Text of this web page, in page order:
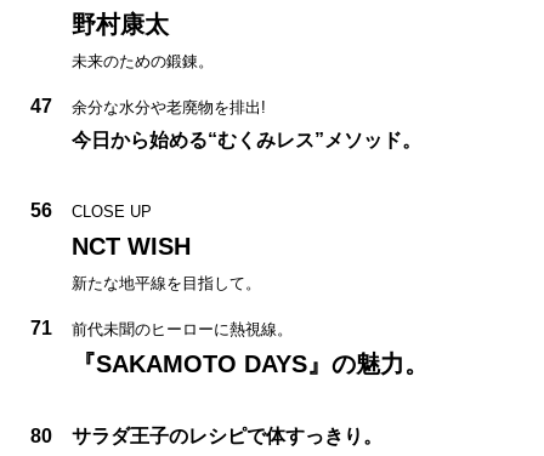
野村康太
未来のための鍛錬。
47 余分な水分や老廃物を排出!
今日から始める“むくみレス”メソッド。
56 CLOSE UP
NCT WISH
新たな地平線を目指して。
71 前代未聞のヒーローに熱視線。
『SAKAMOTO DAYS』の魅力。
80
サラダ王子のレシピで体すっきり。